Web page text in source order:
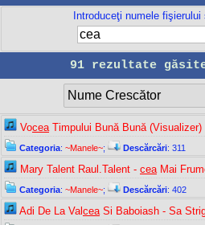
Introduceţi numele
91 rezultate
Vocea Timpului Bună Bună (Visualizer)
Categoria: ~Manele~; Descărcări: 311
Mary Talent Raul.Talent - cea Mai
Categoria: ~Manele~; Descărcări: 402
Adi De La Val cea Si Baboiash - Sa